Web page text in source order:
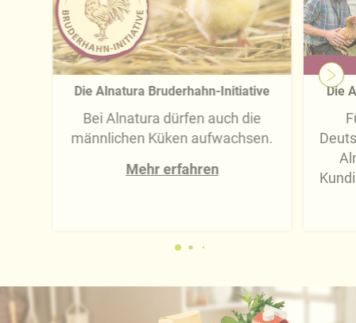
Impressum.
Die Alnatura Bruderhahn-Initiative
Bei Alnatura dürfen auch die
männlichen Küken aufwachsen.
Mehr erfahren
Die